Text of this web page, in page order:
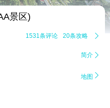
景区)
1531条评论 20条攻略 
简介 
地图 